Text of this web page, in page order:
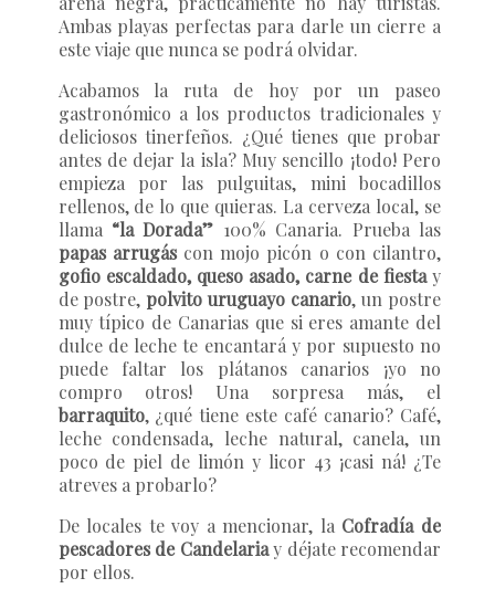
Ambas playas perfectas para darle un cierre a
este viaje que nunca se podrá olvidar.
Acabamos la ruta de hoy por un paseo
gastronómico a los productos tradicionales y
deliciosos tinerfeños. ¿Qué tienes que probar
antes de dejar la isla? Muy sencillo ¡todo! Pero
empieza por las pulguitas, mini bocadillos
rellenos, de lo que quieras. La cerveza local, se
llama “la Dorada” 100% Canaria. Prueba las
papas arrugáscon mojo picón o con cilantro,
gofio escaldado, queso asado, carne de fiestay
de postre, polvito uruguayo canario, un postre
muy típico de Canarias que si eres amante del
dulce de leche te encantará y por supuesto no
puede faltar los plátanos canarios ¡yo no
compro otros! Una sorpresa más, el
barraquito, ¿qué tiene este café canario? Café,
leche condensada, leche natural, canela, un
poco de piel de limón y licor 43 ¡casi ná! ¿Te
atreves a probarlo?
De locales te voy a mencionar, la Cofradía de
pescadores de Candelariay déjate recomendar
por ellos.